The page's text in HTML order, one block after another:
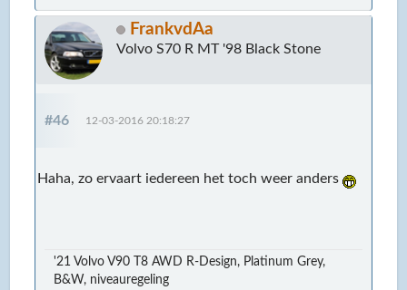
FrankvdAa
Volvo S70 R MT '98 Black Stone
#46 12-03-2016 20:18:27
Haha, zo ervaart iedereen het toch weer anders
'21 Volvo V90 T8 AWD R-Design, Platinum Grey,
B&W, niveauregeling